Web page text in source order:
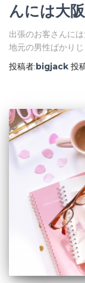
んには大
出張のお客さんに
地元の男性ばかり
投稿者: bigjack 投